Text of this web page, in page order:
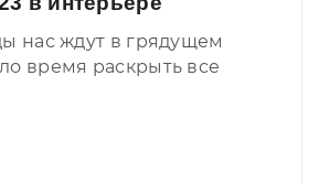
нас ждут в грядущем
время раскрыть все